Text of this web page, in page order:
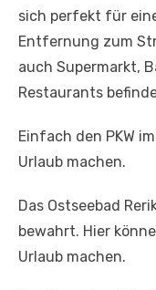
sich perfekt für
Entfernung zum
auch Supermarkt,
Restaurants
Einfach den PKW
Urlaub machen.
Das Ostseebad
bewahrt. Hier
Urlaub machen.